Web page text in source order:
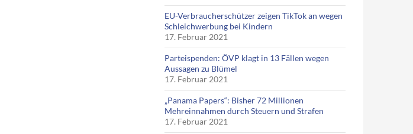
EU-Verbraucherschützer zeigen TikTok an wegen
Schleichwerbung bei Kindern
17. Februar 2021
Parteispenden: ÖVP klagt in 13 Fällen wegen
Aussagen zu Blümel
17. Februar 2021
„Panama Papers“: Bisher 72 Millionen
Mehreinnahmen durch Steuern und Strafen
17. Februar 2021